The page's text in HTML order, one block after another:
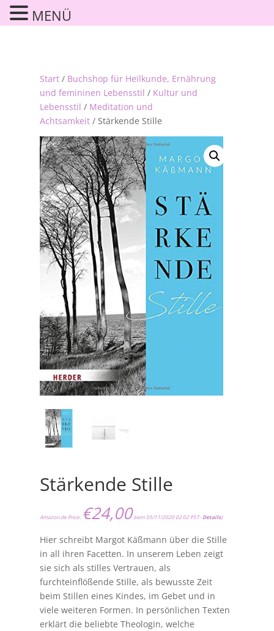
Start/ Buchshop für Heilkunde, Ernährung
und femininen Lebensstil / Kultur und
Lebensstil / Meditation und
Achtsamkeit/ Stärkende Stille
Stärkende Stille
Amazon.de Price: €24,00(vom 05/11/2020 02:02 PST- Details)
Hier schreibt Margot Käßmann über die Stille
in all ihren Facetten. In unserem Leben zeigt
sie sich als stilles Vertrauen, als
furchteinflößende Stille, als bewusste Zeit
beim Stillen eines Kindes, im Gebet und in
viele weiteren Formen. In persönlichen Texten
erklärt die beliebte Theologin, welche
MENÜ